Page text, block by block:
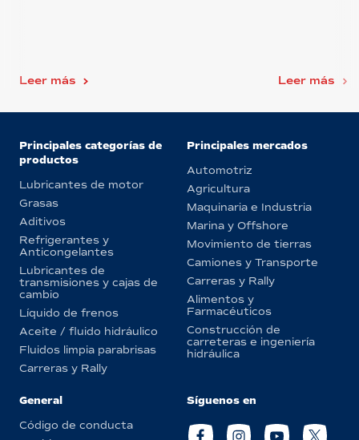
Leer más Leer más
Principales categorías de
productos
Lubricantes de motor
Grasas
Aditivos
Refrigerantes y
Anticongelantes
Lubricantes de
transmisiones y cajas de
cambio
Líquido de frenos
Aceite / fluido hidráulico
Fluidos limpia parabrisas
Carreras y Rally
Principales mercados
Automotriz
Agricultura
Maquinaria e Industria
Marina y Offshore
Movimiento de tierras
Camiones y Transporte
Carreras y Rally
Alimentos y
Farmacéuticos
Construcción de
carreteras e ingeniería
hidráulica
General
Código de conducta
Síguenos en